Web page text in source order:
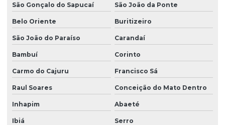
São Gonçalo do Sapucaí São João da Ponte
Belo Oriente Buritizeiro
São João do Paraíso Carandaí
Bambuí Corinto
Carmo do Cajuru Francisco Sá
Raul Soares Conceição do Mato Dentro
Inhapim Abaeté
Ibiá Serro